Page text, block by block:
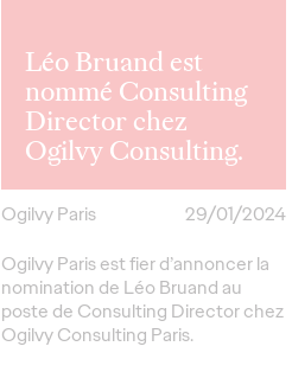
Léo Bruand est
nommé Consulting
Director chez
Ogilvy Consulting.
Ogilvy Paris
29/01/2024
Ogilvy Paris est fier d’annoncer la
nomination de Léo Bruand au
poste de Consulting Director chez
Ogilvy Consulting Paris.